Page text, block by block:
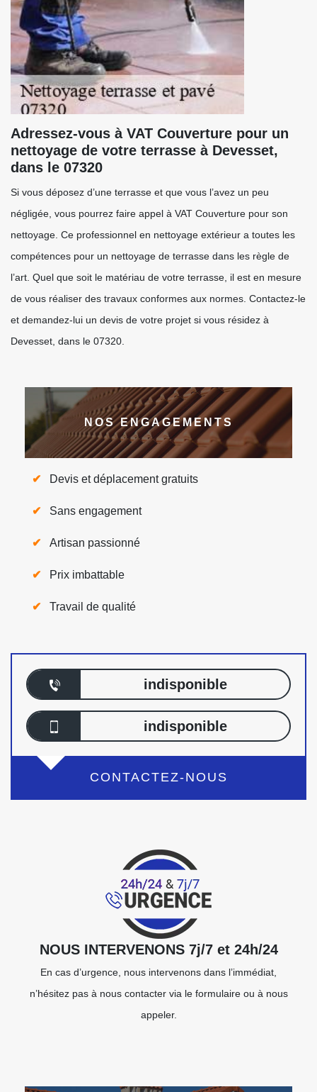
Adressez-vous à VAT Couverture pour un
nettoyage de votre terrasse à Devesset,
dans le 07320
Si vous déposez d’une terrasse et que vous l’avez un peu
négligée, vous pourrez faire appel à VAT Couverture pour son
nettoyage. Ce professionnel en nettoyage extérieur a toutes les
compétences pour un nettoyage de terrasse dans les règle de
l’art. Quel que soit le matériau de votre terrasse, il est en mesure
de vous réaliser des travaux conformes aux normes. Contactez-le
et demandez-lui un devis de votre projet si vous résidez à
Devesset, dans le 07320.
NOS ENGAGEMENTS
Devis et déplacement gratuits
Sans engagement
Artisan passionné
Prix imbattable
Travail de qualité
indisponible
indisponible
CONTACTEZ-NOUS
NOUS INTERVENONS 7j/7 et 24h/24
En cas d’urgence, nous intervenons dans l’immédiat,
n’hésitez pas à nous contacter via le formulaire ou à nous
appeler.